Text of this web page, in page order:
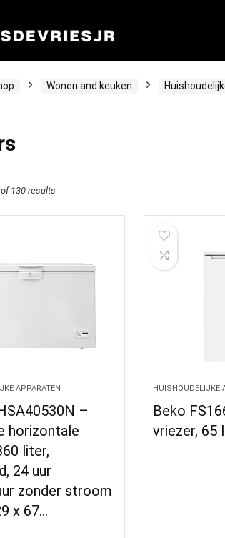
Wonen and keuken
130 results
APPARATEN
–
horizontale
liter,
24 uur
zonder stroom
x 67…
HUISHOUDELIJKE
Beko
vriezer, 65